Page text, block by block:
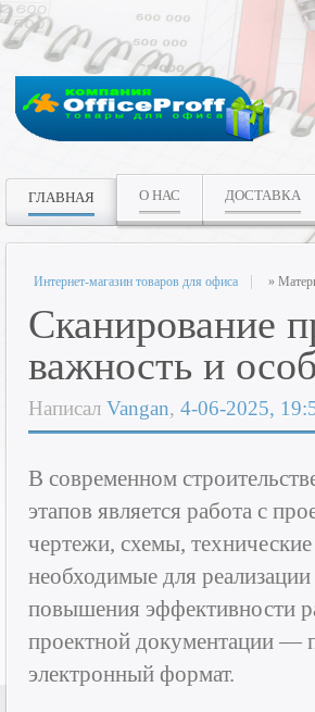
ГЛАВНАЯ О НАС ДОСТАВКА
Интернет-магазин товаров для офиса »
Сканирование
важность и
Написал Vangan, 4-06-2025,
В современном
этапов является работа с
чертежи, схемы,
необходимые для
повышения эффективности
проектной документации —
электронный формат.